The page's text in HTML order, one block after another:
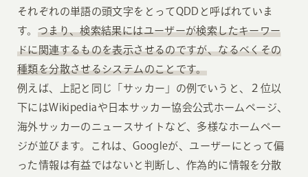
それぞれの単語の頭文字をとってQDDと呼ばれていま
す。 つまり、検索結果にはユーザーが検索したキーワー
ドに関連するものを表示させるのですが、なるべくその
種類を分散させるシステムのことです。
例えば、上記と同じ「サッカー」の例でいうと、２位以
下にはWikipediaや日本サッカー協会公式ホームページ、
海外サッカーのニュースサイトなど、多様なホームペー
ジが並びます。これは、Googleが、ユーザーにとって偏
った情報は有益ではないと判断し、作為的に情報を分散